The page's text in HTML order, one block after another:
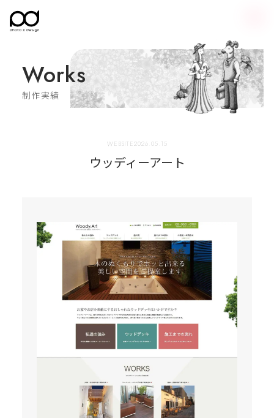
Works
制作実績
WEBSITE 2026.05.15
ウッディーアート